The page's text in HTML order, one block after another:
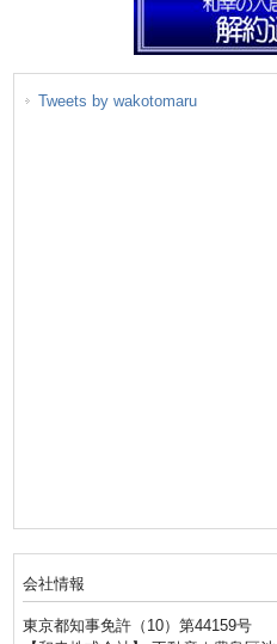
Tweets by wakotomaru
会社情報
東京都知事免許（10）第44159号